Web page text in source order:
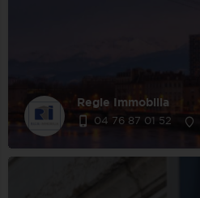
Regie Immobilia
04 76 87 01 52